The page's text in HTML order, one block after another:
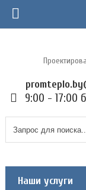
9:00 - 17:00
Наши услуги